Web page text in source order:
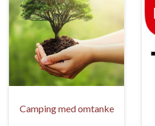
Camping med omtanke